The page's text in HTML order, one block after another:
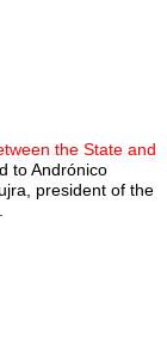
the State and
to Andrónico
president of the